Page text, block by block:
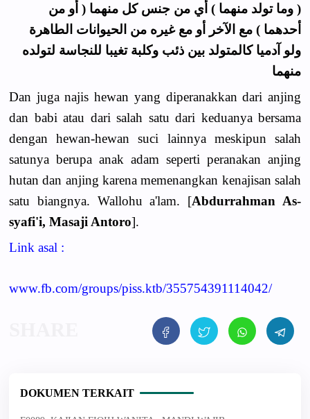
( وما تولد منهما ) أي من جنس كل منهما ( أو من
أحدهما ) مع الآخر أو مع غيره من الحيوانات الطاهرة
ولو آدميا كالمتولد بين ذئب وكلبة تغيبا للنجاسة لتولده
منهما
Dan juga najis hewan yang diperanakkan dari anjing
dan babi atau dari salah satu dari keduanya bersama
dengan hewan-hewan suci lainnya meskipun salah
satunya berupa anak adam seperti peranakan anjing
hutan dan anjing karena memenangkan kenajisan salah
satu biangnya. Wallohu a'lam. [Abdurrahman As-
syafi'i, Masaji Antoro].
Link asal :
www.fb.com/groups/piss.ktb/355754391114042/
DOKUMEN TERKAIT